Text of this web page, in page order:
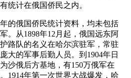
统计在俄国侨民之内。
的俄国侨民统计资料，均未包括
。从1898年12月起，俄国远东阿
路队的名义在哈尔滨驻军，常驻
大的军事后勤人员。到1904年日
沙俄后方基地，有150万俄军在
1914年第一次世界大战爆发，哈